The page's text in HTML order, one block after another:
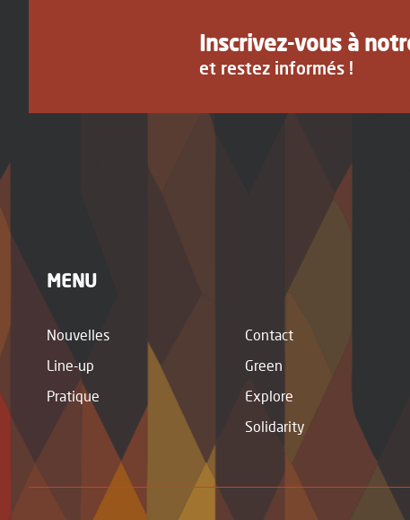
Inscrivez-vous à
et restez informés !
MENU
Nouvelles
Line-up
Pratique
Contact
Green
Explore
Solidarity